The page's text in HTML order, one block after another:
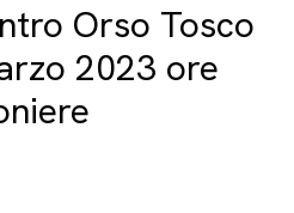
Orso Tosco
2023 ore